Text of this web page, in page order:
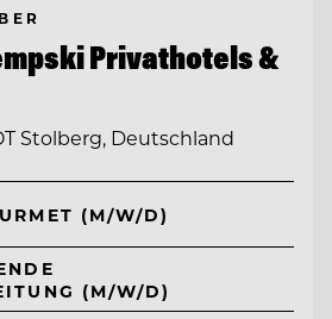
Privathotels &
Stolberg, Deutschland
(M/W/D)
(M/W/D)